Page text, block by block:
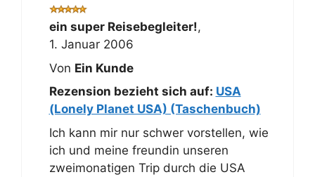
ein super Reisebegleiter!,
1. Januar 2006
Von Ein Kunde
Rezension bezieht sich auf: USA
(Lonely Planet USA) (Taschenbuch)
Ich kann mir nur schwer vorstellen, wie
ich und meine freundin unseren
zweimonatigen Trip durch die USA